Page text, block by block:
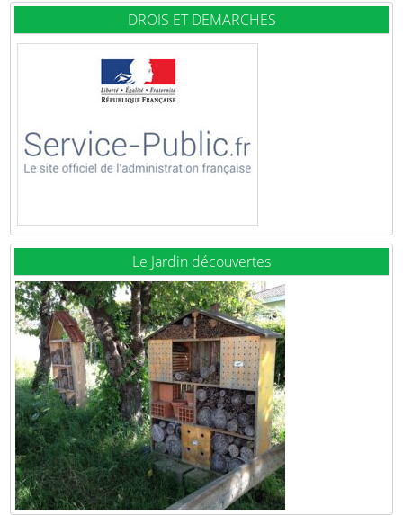
DROIS ET DEMARCHES
Le Jardin découvertes